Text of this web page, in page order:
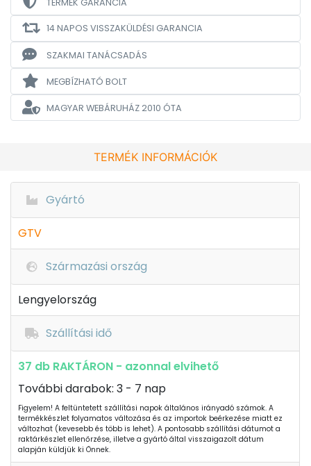
14 NAPOS VISSZAKÜLDÉSI GARANCIA
SZAKMAI TANÁCSADÁS
MEGBÍZHATÓ BOLT
MAGYAR WEBÁRUHÁZ2010 ÓTA
TERMÉK INFORMÁCIÓK
Gyártó
GTV
Származási ország
Lengyelország
Szállítási idő
37 db RAKTÁRON - azonnal elvihető
További darabok: 3 - 7 nap
Figyelem! A feltüntetett szállítási napok általános irányadó számok. A
termékkészlet folyamatos változása és az importok beérkezése miatt ez
változhat (kevesebb és több is lehet). A pontosabb szállítási dátumot a
raktárkészlet ellenőrzése, illetve a gyártó által visszaigazolt dátum
alapján küldjük ki Önnek.